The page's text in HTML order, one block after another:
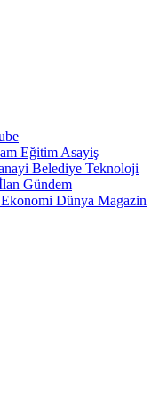
Eğitim Asayiş
Belediye Teknoloji
Gündem
Ekonomi Dünya Magazin